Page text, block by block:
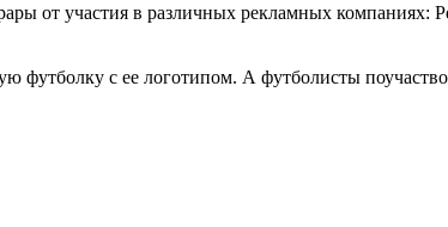
от участия в различных рекламных
футболку с ее логотипом. А футболисты